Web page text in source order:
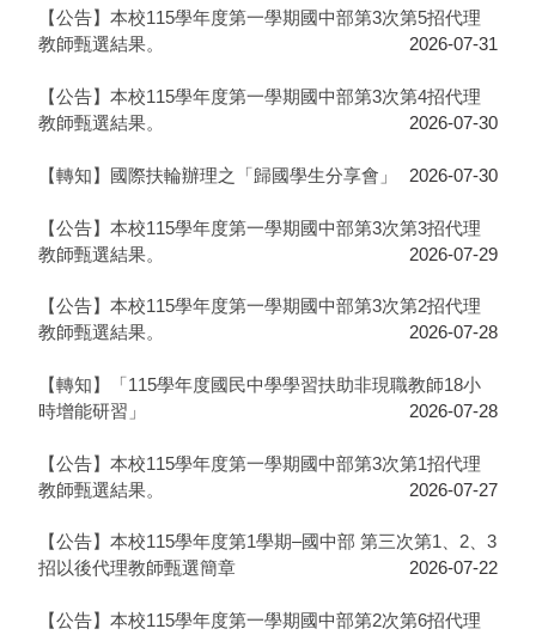
【公告】本校115學年度第一學期國中部第3次第5招代理
教師甄選結果。
2026-07-31
【公告】本校115學年度第一學期國中部第3次第4招代理
教師甄選結果。
2026-07-30
【轉知】國際扶輪辦理之「歸國學生分享會」 2026-07-30
【公告】本校115學年度第一學期國中部第3次第3招代理
教師甄選結果。
2026-07-29
【公告】本校115學年度第一學期國中部第3次第2招代理
教師甄選結果。
2026-07-28
【轉知】「115學年度國民中學學習扶助非現職教師18小
時增能研習」
2026-07-28
【公告】本校115學年度第一學期國中部第3次第1招代理
教師甄選結果。
2026-07-27
【公告】本校115學年度第1學期–國中部 第三次第1、2、3
招以後代理教師甄選簡章
2026-07-22
【公告】本校115學年度第一學期國中部第2次第6招代理